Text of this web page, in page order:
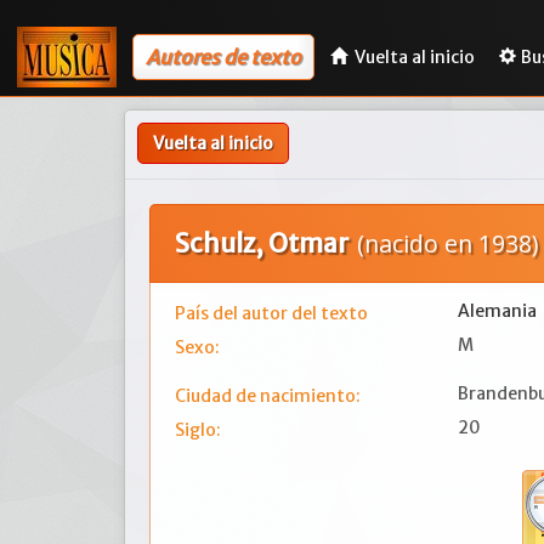
Autores de texto Vuelta al inicio
Vuelta al inicio
Schulz, Otmar(nacido en 1938)
País del autor del texto
Alemania
Sexo:
M
Ciudad de nacimiento:
Siglo:
20